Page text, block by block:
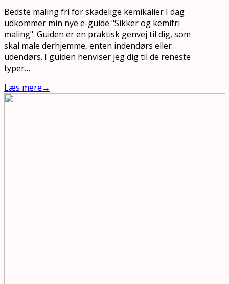
Bedste maling fri for skadelige kemikalier I dag
udkommer min nye e-guide "Sikker og kemifri
maling". Guiden er en praktisk genvej til dig, som
skal male derhjemme, enten indendørs eller
udendørs. I guiden henviser jeg dig til de reneste
typer…
Læs mere→